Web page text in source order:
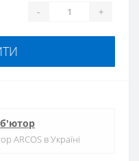
- +
ARCOS в Україні